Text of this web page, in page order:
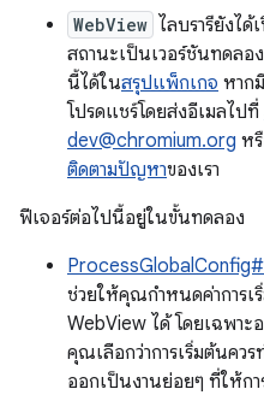
WebView ไลบรารียังไ
สถานะเป็นเวอร์ชันทดลอ
นี้ได้ในสรุปแพ็กเกจ หาก
โปรดแชร์โดยส่งอีเมลไปที่
dev@chromium.org ห
ติดตามปัญหาของเรา
ฟีเจอร์ต่อไปนี้อยู่ในขั้นทดลอง
ช่วยให้คุณกำหนดค่าการเ
WebView ได้ โดยเฉพาะ
คุณเลือกว่าการเริ่มต้นคว
ออกเป็นงานย่อยๆ ที่ให้ก